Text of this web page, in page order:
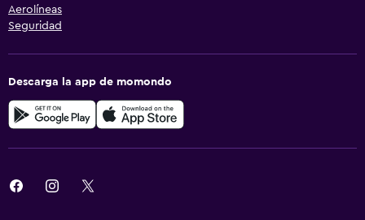
Aerolíneas
Seguridad
Descarga la app de momondo